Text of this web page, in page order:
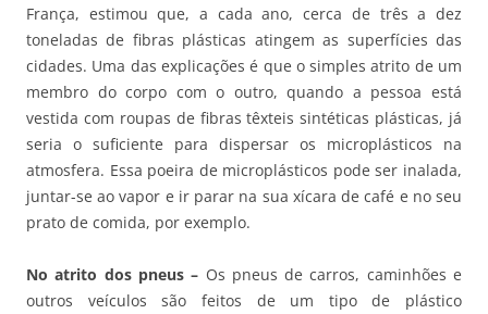
França, estimou que, a cada ano, cerca de três a dez
toneladas de fibras plásticas atingem as superfícies das
cidades. Uma das explicações é que o simples atrito de um
membro do corpo com o outro, quando a pessoa está
vestida com roupas de fibras têxteis sintéticas plásticas, já
seria o suficiente para dispersar os microplásticos na
atmosfera. Essa poeira de microplásticos pode ser inalada,
juntar-se ao vapor e ir parar na sua xícara de café e no seu
prato de comida, por exemplo.
No atrito dos pneus – Os pneus de carros, caminhões e
outros veículos são feitos de um tipo de plástico